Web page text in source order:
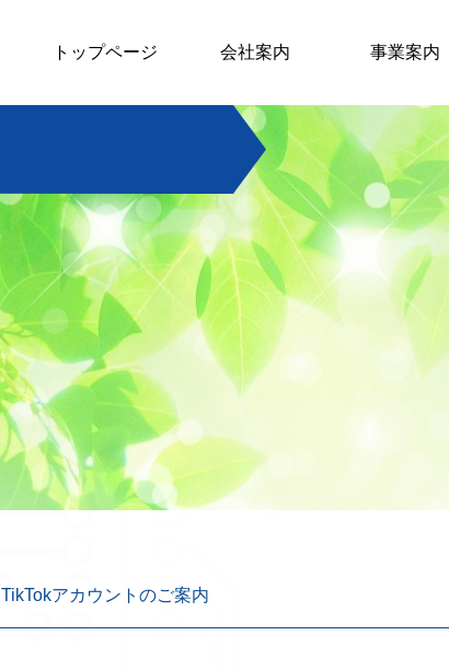
トップページ 会社案内
社長挨拶
会社概要
事業案内
検査業務
製造･検査請
派遣業務
開発
TikTokアカウントのご案内